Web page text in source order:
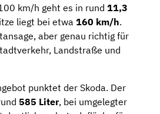
km/h geht es in rund 11,3
liegt bei etwa 160 km/h.
aber genau richtig für
Landstraße und
punktet der Skoda. Der
585 Liter, bei umgelegter